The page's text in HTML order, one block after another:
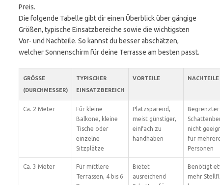
Preis.
Die folgende Tabelle gibt dir einen Überblick über gängige
Größen, typische Einsatzbereiche sowie die wichtigsten
Vor- und Nachteile. So kannst du besser abschätzen,
welcher Sonnenschirm für deine Terrasse am besten passt.
GRÖSSE (
DURCHMESSER)
TYPISCHER
EINSATZBEREICH
VORTEILE NACHTEILE
Ca. 2 Meter
Für kleine
Balkone, kleine
Tische oder
einzelne
Sitzplätze
Platzsparend,
meist günstiger,
einfach zu
handhaben
Begrenzter
nicht
für
Personen
Ca. 3 Meter
Für mittlere
Terrassen, 4 bis 6
Bietet
ausreichend
Benötigt
mehr